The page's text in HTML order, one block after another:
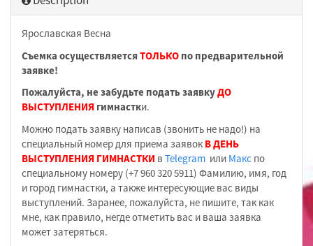
Ярославская Весна
Съемка осуществляетсяТОЛЬКО по предварительной
заявке!
Пожалуйста, не забудьте подать заявкуДО
ВЫСТУПЛЕНИЯ гимнастки.
Можно подать заявку написав (звонить не надо!) на
специальный номер для приема заявок В ДЕНЬ
ВЫСТУПЛЕНИЯ ГИМНАСТКИ в Telegram или Макс по
специальному номеру (+7 960 320 5911) Фамилию, имя, год
и город гимнастки, а также интересующие вас виды
выступлений. Заранее, пожалуйста, не пишите, так как
мне, как правило, негде отметить вас и ваша заявка
может затеряться.